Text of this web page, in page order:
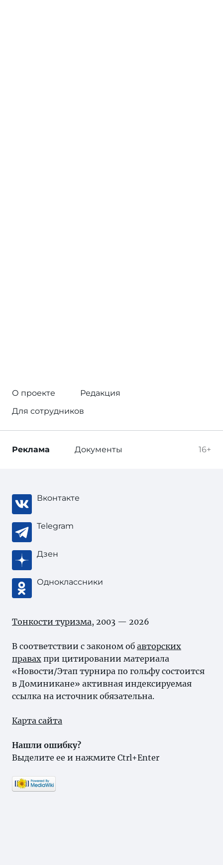
О проекте
Редакция
Для сотрудников
16+
Реклама Документы
Вконтакте
Telegram
Дзен
Одноклассники
Тонкости туризма, 2003 — 2026
В соответствии с законом об авторских
правах при цитировании материала
«Новости/Этап турнира по гольфу состоится
в Доминикане» активная индексируемая
ссылка на источник обязательна.
Карта сайта
Нашли ошибку?
Выделите ее и нажмите Ctrl+Enter